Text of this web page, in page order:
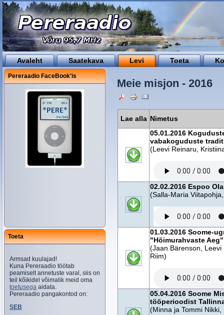
Avaleht Saatekava Levi Toeta
Pereraadio FaceBook'is
Toeta
Armsad kuulajad!
Kuna Pereraadio töötab
peamiselt annetuste varal, siis on
teil kõikidel võimalik meid oma
toetusega aidata.
Pereraadio pangakontod on:
SEB
Meie misjon - 2016
Lae alla Nimetus
05.01.2016
vabakoguduste
(Leevi Reinaru,
02.02.2016 Espoo
(Salla-Maria
01.03.2016 Soome-
"Hõimurahvaste
(Jaan Bärenson, Leevi
Riim)
05.04.2016 Soome
tööperioodist
(Minna ja Tommi Nikki,